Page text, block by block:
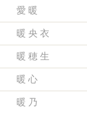
愛 暖
暖 央 衣
暖 穂 生
暖 心
暖 乃